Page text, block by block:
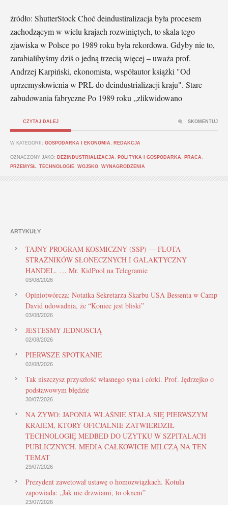
źródło: ShutterStock Choć deindustiralizacja była procesem
zachodzącym w wielu krajach rozwiniętych, to skala tego
zjawiska w Polsce po 1989 roku była rekordowa. Gdyby nie to,
zarabialibyśmy dziś o jedną trzecią więcej – uważa prof.
Andrzej Karpiński, ekonomista, współautor książki "Od
uprzemysłowienia w PRL do deindustrializacji kraju". Stare
zabudowania fabryczne Po 1989 roku „zlikwidowano
CZYTAJ DALEJ
W KATEGORII: GOSPODARKA I EKONOMIA REDAKCJA
OZNACZONY JAKO: DEZINDUSTRIALIZACJA POLITYKA I GOSPODARKA PRACA
PRZEMYSŁ
TECHNOLOGIE WOJSKO WYNAGRODZENIA
SKOMENTUJ
ARTYKUŁY
TAJNY PROGRAM KOSMICZNY (SSP) — FLOTA
STRAŻNIKÓW SŁONECZNYCH I GALAKTYCZNY
HANDEL. … Mr. KidPool na Telegramie
03/08/2026
Opiniotwórcza: Notatka Sekretarza Skarbu USA Bessenta w Camp
David udowadnia, że “Koniec jest bliski”
03/08/2026
JESTEŚMY JEDNOŚCIĄ
02/08/2026
PIERWSZE SPOTKANIE
02/08/2026
Tak niszczysz przyszłość własnego syna i córki. Prof. Jędrzejko o
podstawowym błędzie
30/07/2026
NA ŻYWO: JAPONIA WŁAŚNIE STAŁA SIĘ PIERWSZYM
KRAJEM, KTÓRY OFICJALNIE ZATWIERDZIŁ
TECHNOLOGIĘ MEDBED DO UŻYTKU W SZPITALACH
PUBLICZNYCH. MEDIA CAŁKOWICIE MILCZĄ NA TEN
TEMAT
29/07/2026
Prezydent zawetował ustawę o homozwiązkach. Kotula
zapowiada: „Jak nie drzwiami, to oknem”
23/07/2026